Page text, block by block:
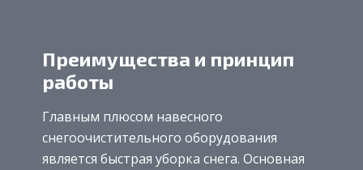
Преимущества и принцип
работы
Главным плюсом навесного
снегоочистительного оборудования
является быстрая уборка снега. Основная